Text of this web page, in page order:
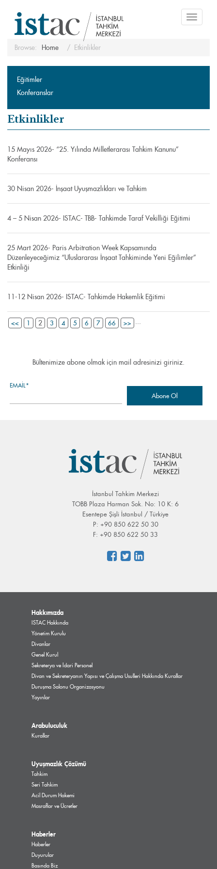
Toggle
Browse: Home Etkinlikler
Eğitimler
Konferanslar
Etkinlikler
15 Mayıs 2026- “25. Yılında Milletlerarası Tahkim Kanunu”
Konferansı
30 Nisan 2026- İnşaat Uyuşmazlıkları ve Tahkim
4 – 5 Nisan 2026- ISTAC- TBB- Tahkimde Taraf Vekilliği Eğitimi
25 Mart 2026- Paris Arbitration Week Kapsamında
Düzenleyeceğimiz “Uluslararası İnşaat Tahkiminde Yeni Eğilimler”
Etkinliği
11-12 Nisan 2026- ISTAC- Tahkimde Hakemlik Eğitimi
<< 1 2 3 4 5 6 7 ...
66 >>
Bültenimize abone olmak için mail adresinizi giriniz.
EMAIL*
İstanbul Tahkim Merkezi
TOBB Plaza Harman Sok. No: 10 K: 6
Esentepe Şişli İstanbul / Türkiye
P: +90 850 622 50 30
F: +90 850 622 50 33
Hakkımızda
ISTAC Hakkında
Yönetim Kurulu
Divanlar
Genel Kurul
Sekreterya ve İdari Personel
Divan ve Sekreteryanın Yapısı ve Çalışma Usulleri Hakkında Kurallar
Duruşma Salonu Organizasyonu
Yayınlar
Arabuluculuk
Kurallar
Uyuşmazlık Çözümü
Tahkim
Seri Tahkim
Acil Durum Hakemi
Masraflar ve Ücretler
Haberler
Haberler
Duyurular
Basında Biz